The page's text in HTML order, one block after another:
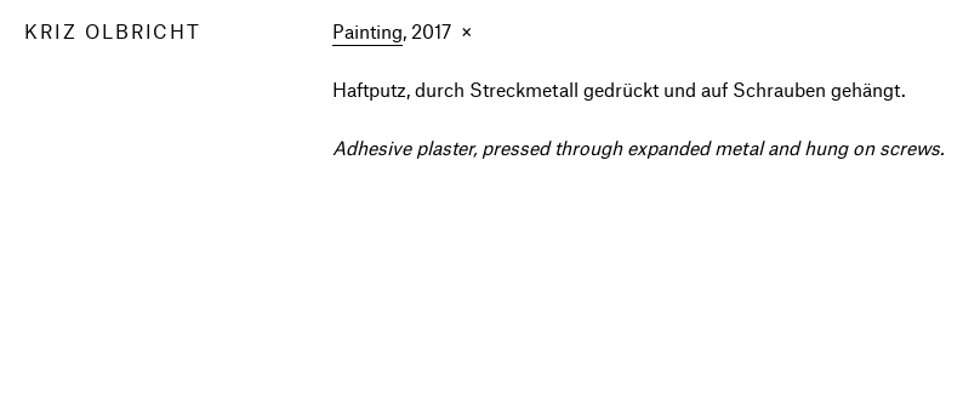
Painting, 2017 ×
Haftputz, durch Streckmetall gedrückt und auf Schrauben gehängt.
Adhesive plaster, pressed through expanded metal and hung on screws.
KRIZ OLBRICHT